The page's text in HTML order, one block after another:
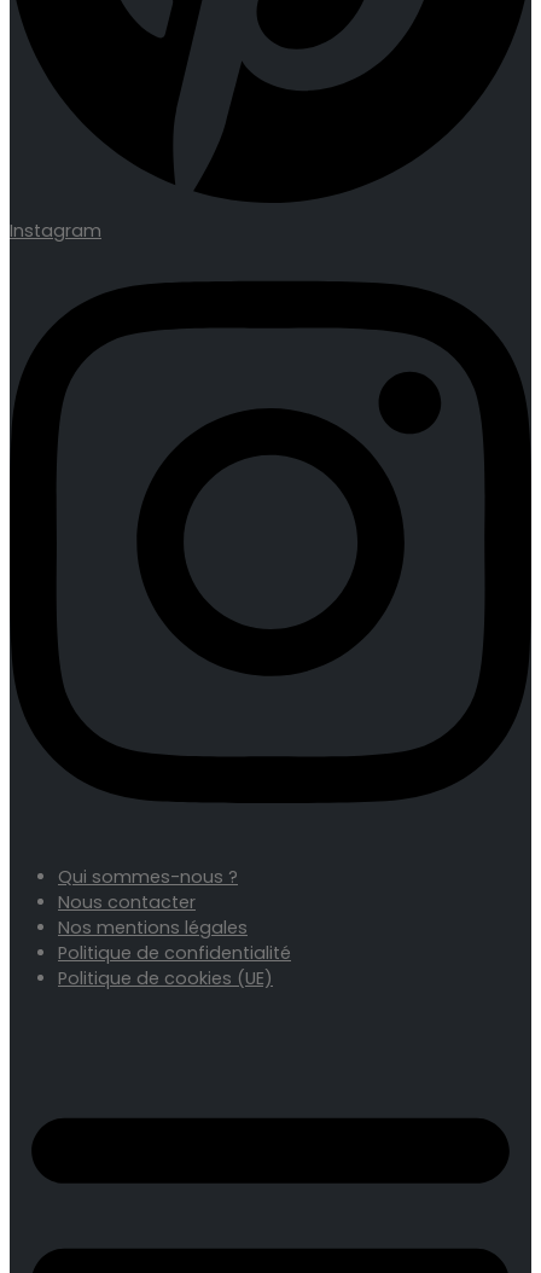
Instagram
Qui sommes-nous ?
Nous contacter
Nos mentions légales
Politique de confidentialité
Politique de cookies (UE)